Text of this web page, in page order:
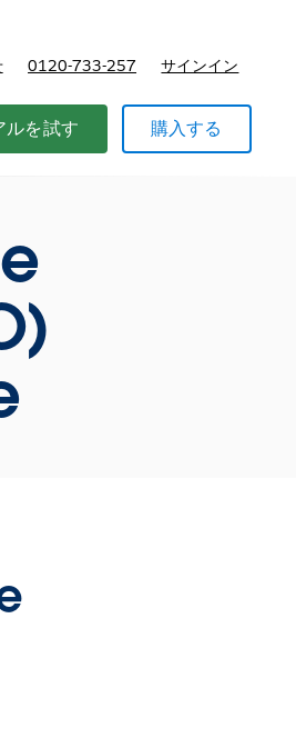
0120-733-257 サインイン
ルを試す 購入する